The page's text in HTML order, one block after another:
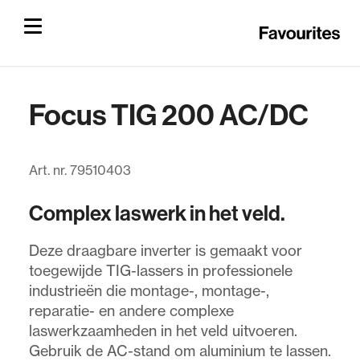
Focus TIG 200 AC/DC
Art. nr. 79510403
Complex laswerk in het veld.
Deze draagbare inverter is gemaakt voor
toegewijde TIG-lassers in professionele
industrieën die montage-, montage-,
reparatie- en andere complexe
laswerkzaamheden in het veld uitvoeren.
Gebruik de AC-stand om aluminium te lassen.